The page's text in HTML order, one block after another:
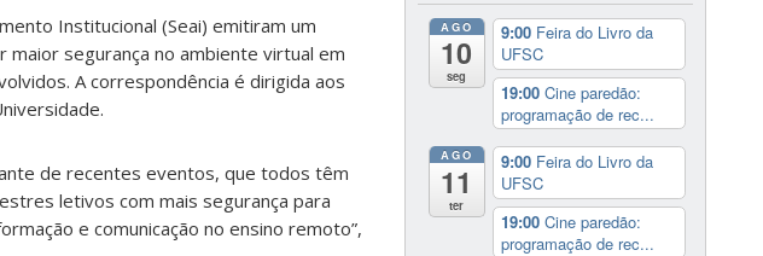
Institucional (Seai) emitiram um
segurança no ambiente virtual em
A correspondência é dirigida aos
de recentes eventos, que todos têm
letivos com mais segurança para
e comunicação no ensino remoto”,
AGO
10
seg
9:00 Feira do Livro da
UFSC
19:00 Cine paredão:
programação de rec...
AGO
11
ter
9:00 Feira do Livro da
UFSC
19:00 Cine paredão:
programação de rec...